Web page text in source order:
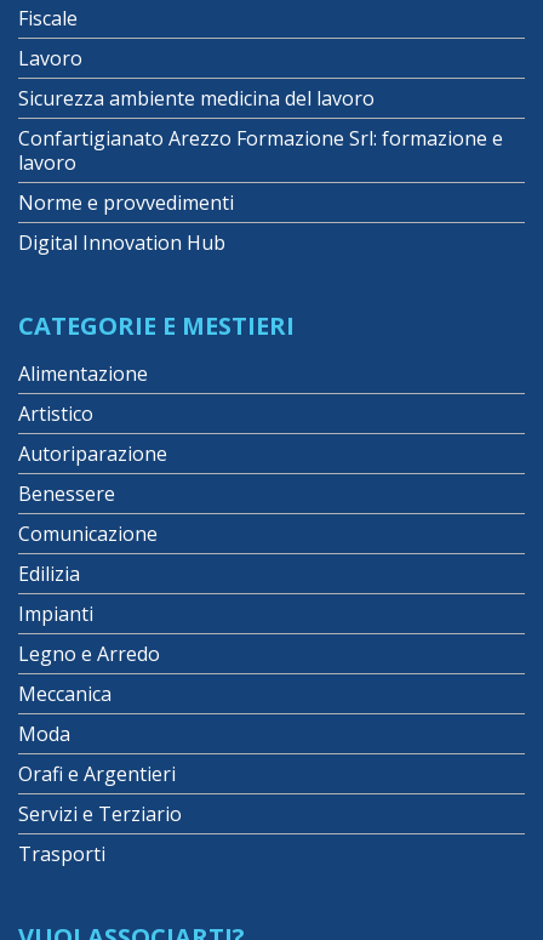
Fiscale
Lavoro
Sicurezza ambiente medicina del lavoro
Confartigianato Arezzo Formazione Srl: formazione e
lavoro
Norme e provvedimenti
Digital Innovation Hub
CATEGORIE E MESTIERI
Alimentazione
Artistico
Autoriparazione
Benessere
Comunicazione
Edilizia
Impianti
Legno e Arredo
Meccanica
Moda
Orafi e Argentieri
Servizi e Terziario
Trasporti